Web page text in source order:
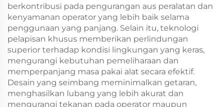
berkontribusi pada pengurangan aus peralatan dan
kenyamanan operator yang lebih baik selama
penggunaan yang panjang. Selain itu, teknologi
pelapisan khusus memberikan perlindungan
superior terhadap kondisi lingkungan yang keras,
mengurangi kebutuhan pemeliharaan dan
memperpanjang masa pakai alat secara efektif.
Desain yang seimbang meminimalkan getaran,
menghasilkan lubang yang lebih akurat dan
mengurangi tekanan pada operator maupun